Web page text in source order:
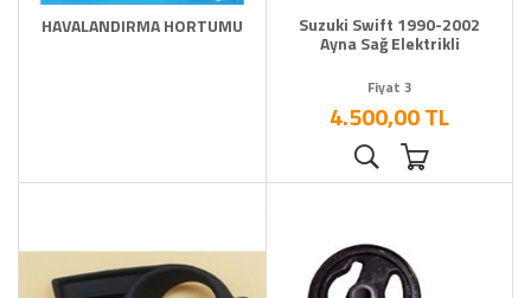
HAVALANDIRMA HORTUMU Suzuki Swift 1990-2002
Ayna Sağ Elektrikli
Fiyat 3
4.500,00 TL